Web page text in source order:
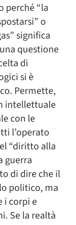
perché “la
o
significa
questione
di
si è
Permette,
intellettuale
con le
l’operato
“diritto alla
guerra
di dire che il
politico, ma
i corpi e
Se la realtà